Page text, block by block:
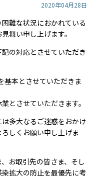
2020年04月28日
難な状況におかれている
舞い申し上げます。
の対応とさせていただき
基本とさせていただきま
とさせていただきます。
多大なるご迷惑をおかけ
しくお願い申し上げま
お取引先の皆さま、そし
拡大の防止を最優先に考